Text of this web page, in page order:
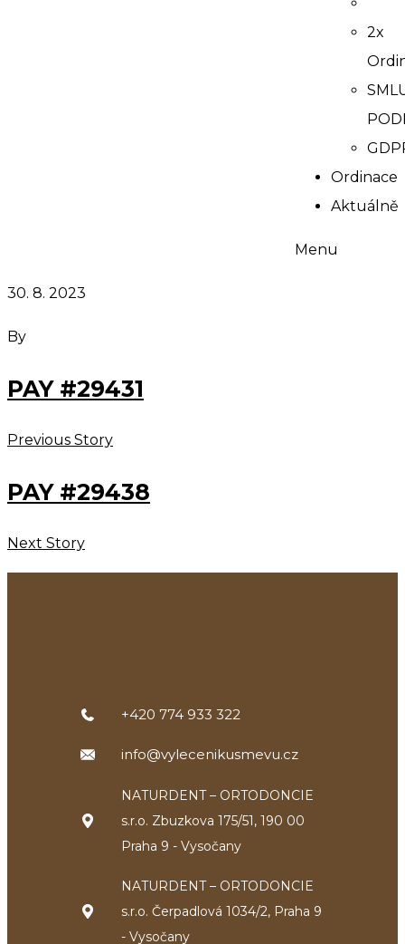
2x
Ordinace
Aktuálně
Menu
30. 8. 2023
By
PAY #29431
Previous Story
PAY #29438
Next Story
+420 774 933 322
info@vylecenikusmevu.cz
NATURDENT – ORTODONCIE
s.r.o. Zbuzkova 175/51, 190 00
Praha 9 - Vysočany
NATURDENT – ORTODONCIE
s.r.o. Čerpadlová 1034/2, Praha 9
- Vysočany